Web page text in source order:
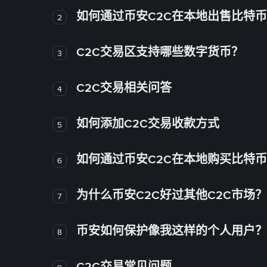
2 如何通过币安C2C在本地出售比特币
3 C2C交易区支持哪些数字货币？
4 C2C交易相关问答
5 如何添加C2C交易收款方式
6 如何通过币安C2C在本地购买比特币
7 为什么币安C2C好过其他C2C市场？
8 币安如何保护像我这样的个人用户？